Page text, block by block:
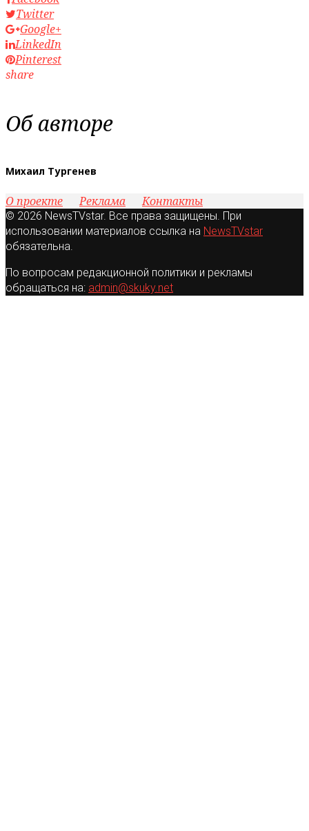
Twitter
Google+
LinkedIn
Pinterest
share
Об авторе
Михаил Тургенев
О проекте Реклама Контакты
© 2026 NewsTVstar. Все права защищены. При
использовании материалов ссылка на NewsTVstar
обязательна.
По вопросам редакционной политики и рекламы
обращаться на: admin@skuky.net